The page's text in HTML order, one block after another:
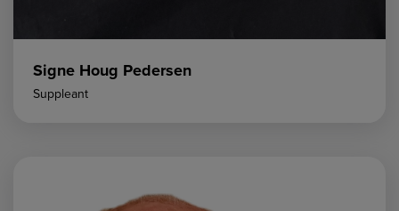
Signe Houg Pedersen
Suppleant